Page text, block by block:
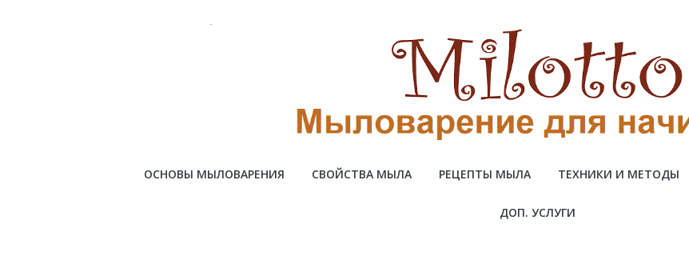
Милотто
ОСНОВЫ МЫЛОВАРЕНИЯ СВОЙСТВА МЫЛА РЕЦЕПТЫ МЫЛА ТЕХНИКИ И МЕТОДЫ
ДОП. УСЛУГИ